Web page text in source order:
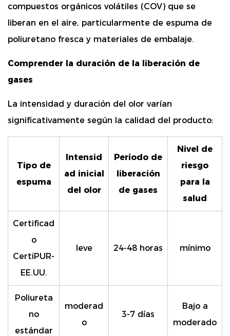
compuestos orgánicos volátiles (COV) que se
liberan en el aire, particularmente de espuma de
poliuretano fresca y materiales de embalaje.
Comprender la duración de la liberación de
gases
La intensidad y duración del olor varían
significativamente según la calidad del producto:
Tipo de
espuma
Intensid
ad inicial
del olor
Período de
liberación
de gases
Nivel de
riesgo
para la
salud
Certificad
o
CertiPUR-
EE.UU.
leve 24-48 horas mínimo
Poliureta
no
estándar
moderad
o
3-7 días
Bajo a
moderado